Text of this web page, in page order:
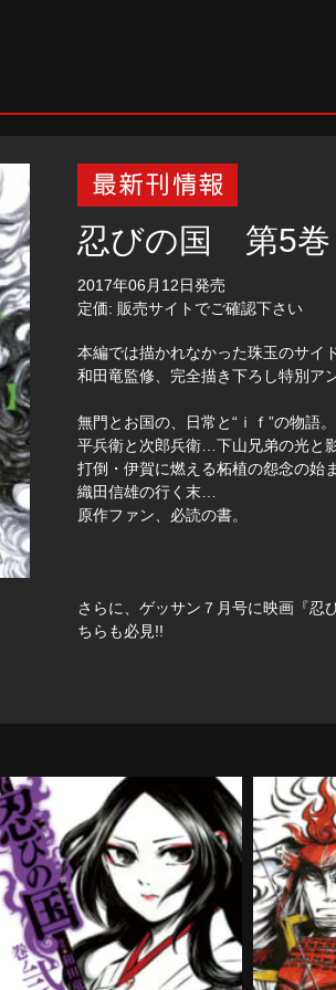
忍びの国 第5巻
2017年06月12日発売
定価: 販売サイトでご確認下さい
本編では描かれなかった珠玉のサイ
和田竜監修、完全描き下ろし特別
無門とお国の、日常と“ｉｆ”の物語。
平兵衛と次郎兵衛…下山兄弟の光と影
打倒・伊賀に燃える柘植の怨念の始
織田信雄の行く末…
原作ファン、必読の書。
さらに、ゲッサン７月号に映画『忍
ちらも必見!!
忍びの国 第2巻
購入する
忍